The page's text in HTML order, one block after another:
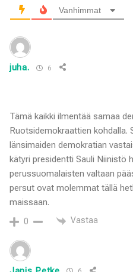
Vanhimmat
juha. 6
Tämä kaikki ilmentää samaa
Ruotsidemokraattien
länsimaiden demokratian
kätyri presidentti Sauli Niinistö
perussuomalaisten valtaan
persut ovat molemmat tällä
maissaan.
0 Vastaa